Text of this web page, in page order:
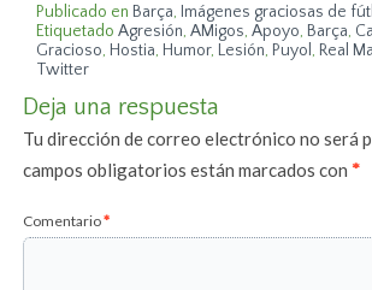
Publicado en Barça, Imágenes graciosas de
Etiquetado Agresión,AMigos,Apoyo, Barça,
Gracioso, Hostia, Humor, Lesión, Puyol , Real
Twitter
Deja una respuesta
Tu dirección de correo electrónico no será
campos obligatorios están marcados con*
Comentario*